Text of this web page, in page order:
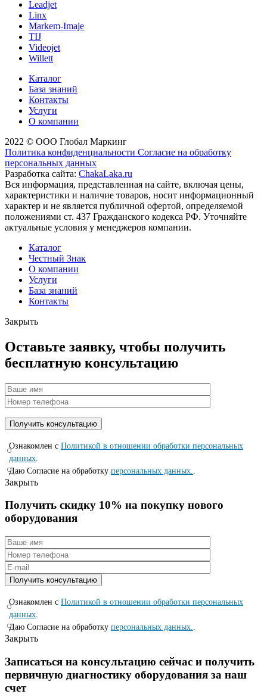
Leadjet
Linx
Markem-Imaje
TIJ
Videojet
Willett
Каталог
База знаний
Контакты
Услуги
О компании
2022 © ООО Глобал Маркинг
Политика конфиденциальности Согласие на обработку
персональных данных
Разработка сайта: ChakaLaka.ru
Вся информация, представленная на сайте, включая цены,
характеристики и наличие товаров, носит информационный
характер и не является публичной офертой, определяемой
положениями ст. 437 Гражданского кодекса РФ. Уточняйте
актуальные условия у менеджеров компании.
Каталог
Честный Знак
О компании
Услуги
База знаний
Контакты
Закрыть
Оставьте заявку, чтобы получить
бесплатную консультацию
Ознакомлен с Политикой в отношении обработки персональных
данных
Даю Согласие на обработку персональных данных.
Закрыть
Получить скидку 10% на покупку нового
оборудования
Ознакомлен с Политикой в отношении обработки персональных
данных
Даю Согласие на обработку персональных данных.
Закрыть
Записаться на консyльтацию сейчас и полyчить
первичную диагностикy оборyдования за наш
счет